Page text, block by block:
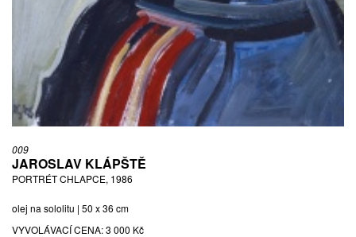
009
JAROSLAV KLÁPŠTĚ
PORTRÉT CHLAPCE, 1986
olej na sololitu | 50 x 36 cm
VYVOLÁVACÍ CENA:3 000 Kč